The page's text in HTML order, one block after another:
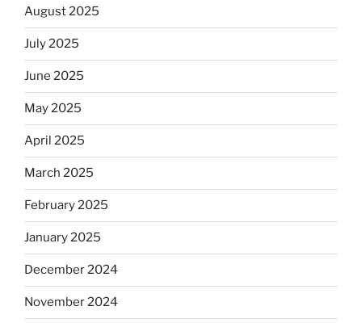
August 2025
July 2025
June 2025
May 2025
April 2025
March 2025
February 2025
January 2025
December 2024
November 2024